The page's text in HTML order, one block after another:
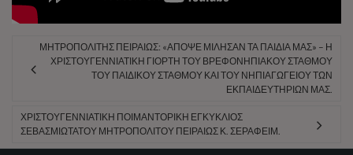
ΜΗΤΡΟΠΟΛΊΤΗΣ ΠΕΙΡΑΙΏΣ: «ΑΠΌΨΕ ΜΙΛΉΣΑΝ ΤΑ ΠΑΙΔΙΆ ΜΑΣ» – Η
ΧΡΙΣΤΟΥΓΕΝΝΙΆΤΙΚΗ ΓΙΟΡΤΉ ΤΟΥ ΒΡΕΦΟΝΗΠΙΑΚΟΎ ΣΤΑΘΜΟΎ
ΤΟΥ ΠΑΙΔΙΚΟΎ ΣΤΑΘΜΟΎ ΚΑΙ ΤΟΥ ΝΗΠΙΑΓΩΓΕΊΟΥ ΤΩΝ
ΕΚΠΑΙΔΕΥΤΗΡΊΩΝ ΜΑΣ.
ΧΡΙΣΤΟΥΓΕΝΝΙΆΤΙΚΗ ΠΟΙΜΑΝΤΟΡΙΚΉ ΕΓΚΎΚΛΙΟΣ
ΣΕΒΑΣΜΙΩΤΆΤΟΥ ΜΗΤΡΟΠΟΛΊΤΟΥ ΠΕΙΡΑΙΏΣ Κ. ΣΕΡΑΦΕΊΜ.